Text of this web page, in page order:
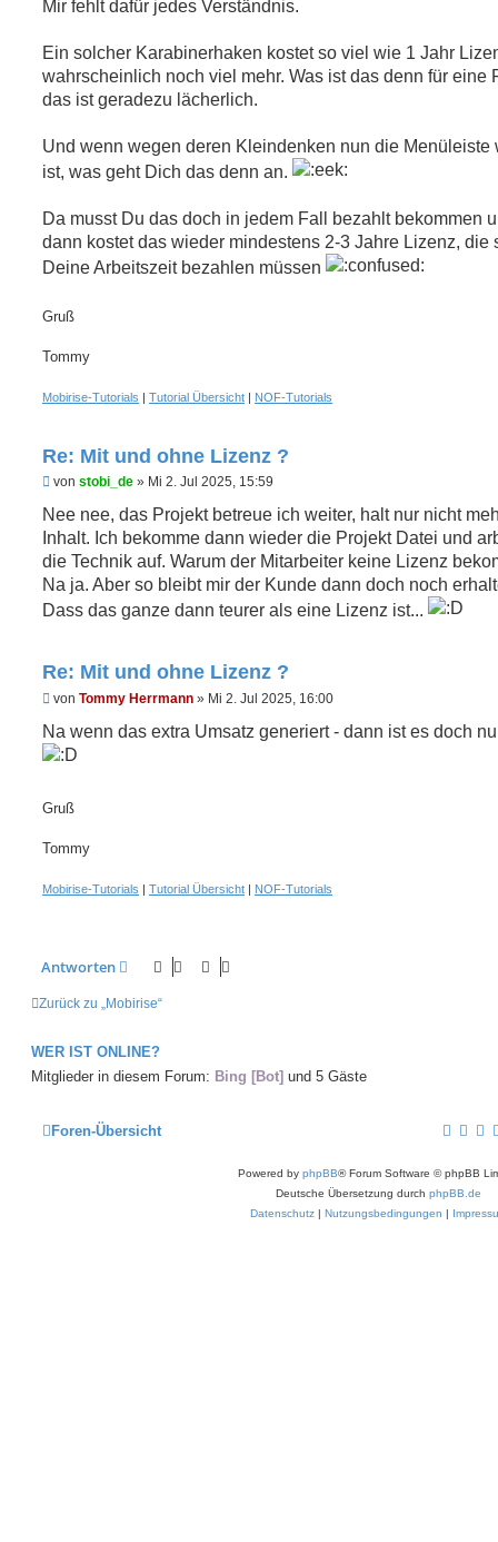
g
e
e
n
B
i
a
g
Mir fehlt dafür jedes Verständnis.
Ein solcher Karabinerhaken kostet so viel wie 1 Jahr
wahrscheinlich noch viel mehr. Was ist das denn für eine
das ist geradezu lächerlich.
Und wenn wegen deren Kleindenken nun die Menüleiste
ist, was geht Dich das denn an.
Da musst Du das doch in jedem Fall bezahlt bekommen
dann kostet das wieder mindestens 2-3 Jahre Lizenz, die
Deine Arbeitszeit bezahlen müssen
Gruß
Tommy
Mobirise-Tutorials | Tutorial Übersicht | NOF-Tutorials
Re: Mit und ohne Lizenz ?
U
g
l
e
s
e
n
e
e
a
g
von stobi_de » Mi 2. Jul 2025, 15:59
Nee nee, das Projekt betreue ich weiter, halt nur nicht
Inhalt. Ich bekomme dann wieder die Projekt Datei und
die Technik auf. Warum der Mitarbeiter keine Lizenz
Na ja. Aber so bleibt mir der Kunde dann doch noch
Dass das ganze dann teurer als eine Lizenz ist...
Re: Mit und ohne Lizenz ?
U
g
e
l
e
r
e
i
g
von Tommy Herrmann » Mi 2. Jul 2025, 16:00
Na wenn das extra Umsatz generiert - dann ist es doch
Gruß
Tommy
Mobirise-Tutorials | Tutorial Übersicht | NOF-Tutorials
Antworten
Zurück zu „Mobirise“
WER IST ONLINE?
Mitglieder in diesem Forum: Bing [Bot] und 5 Gäste
Foren-Übersicht
Powered by phpBB® Forum Software © phpBB
Deutsche Übersetzung durch phpBB.de
Datenschutz| Nutzungsbedingungen |